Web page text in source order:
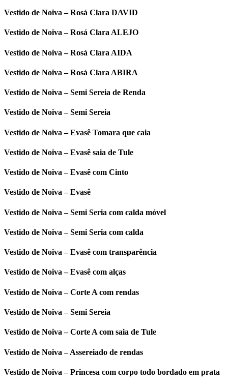
Vestido de Noiva – Rosá Clara DAVID
Vestido de Noiva – Rosá Clara ALEJO
Vestido de Noiva – Rosá Clara AIDA
Vestido de Noiva – Rosá Clara ABIRA
Vestido de Noiva – Semi Sereia de Renda
Vestido de Noiva – Semi Sereia
Vestido de Noiva – Evasê Tomara que caia
Vestido de Noiva – Evasê saia de Tule
Vestido de Noiva – Evasê com Cinto
Vestido de Noiva – Evasê
Vestido de Noiva – Semi Seria com calda móvel
Vestido de Noiva – Semi Seria com calda
Vestido de Noiva – Evasê com transparência
Vestido de Noiva – Evasê com alças
Vestido de Noiva – Corte A com rendas
Vestido de Noiva – Semi Sereia
Vestido de Noiva – Corte A com saia de Tule
Vestido de Noiva – Assereiado de rendas
Vestido de Noiva – Princesa com corpo todo bordado em prata